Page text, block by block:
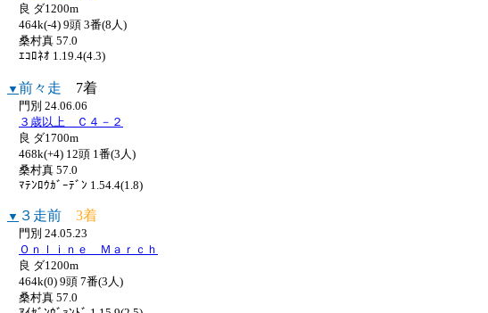
良 ダ1200m
464k(-4) 9頭 3番(8人)
桑村真 57.0
ｴｺﾛﾈｵ 1.19.4(4.3)
▼ 前々走 7着
門別 24.06.06
３歳以上 Ｃ４－２
良 ダ1700m
468k(+4) 12頭 1番(3人)
桑村真 57.0
ﾏﾃﾝﾛｳｶﾞｰﾃﾞﾝ 1.54.4(1.8)
▼ ３走前 3着
門別 24.05.23
Ｏｎｌｉｎｅ Ｍａｒｃｈ
良 ダ1200m
464k(0) 9頭 7番(3人)
桑村真 57.0